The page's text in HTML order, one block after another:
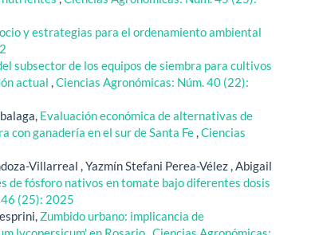
y estrategias para el ordenamiento ambiental
subsector de los equipos de siembra para cultivos
actual Ciencias Agronómicas: Núm. 40 (22):
Evaluación económica de alternativas de
ganadería en el sur de Santa Fe Ciencias
Villarreal , Yazmín Stefani Perea-Vélez , Abigail
de fósforo nativos en tomate bajo diferentes dosis
46 (25): 2025
Zumbido urbano: implicancia de